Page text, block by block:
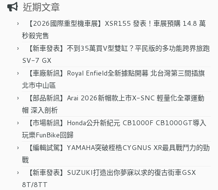
鍵
近期文章
【2026國際重型機車展】XSR155 發表！車展預購 14.8 萬
秒殺完售
【新車發表】不到35萬買V型雙缸？平民版的多功能跨界旅跑
SV-7 GX
【車廠新訊】Royal Enfield全新據點開幕 北台灣第三間插旗
北市中山區
【部品新訊】Arai 2026新帽款上市X-SNC 輕量化全罩運動
帽 深入剖析
【市場新訊】Honda公升新紀元 CB1000F CB1000GT導入
玩樂FunBike回歸
【編輯試駕】YAMAHA突破桎梏CYGNUS XR最具戰鬥力的勁
戰
【新車發表】SUZUKI打造出你夢寐以求的復古街車GSX
8T/8TT